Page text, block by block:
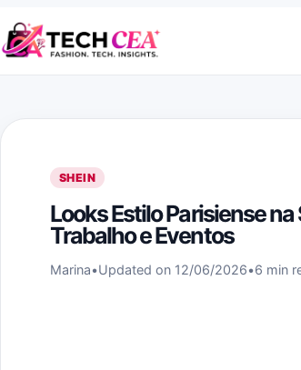
Skip to content
SHEIN
Looks Estilo Parisiense
Trabalho e Eventos
Marina•Updated on 12/06/2026•6 min